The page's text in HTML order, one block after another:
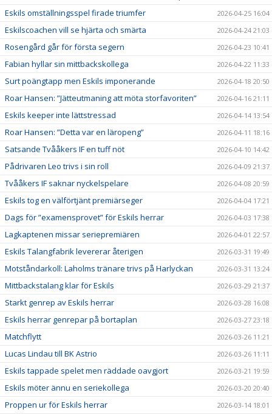
Eskils omställningsspel firade triumfer 2026-04-25 16:04
Eskilscoachen vill se hjärta och smärta 2026-04-24 21:03
Rosengård går för första segern 2026-04-23 10:41
Fabian hyllar sin mittbackskollega 2026-04-22 11:33
Surt poängtapp men Eskils imponerande 2026-04-18 20:50
Roar Hansen: ”Jätteutmaning att möta storfavoriten” 2026-04-16 21:11
Eskils keeper inte lättstressad 2026-04-14 13:54
Roar Hansen: ”Detta var en läropeng” 2026-04-11 18:16
Satsande Tvååkers IF en tuff nöt 2026-04-10 14:42
Pådrivaren Leo trivs i sin roll 2026-04-09 21:37
Tvååkers IF saknar nyckelspelare 2026-04-08 20:59
Eskils tog en välförtjänt premiärseger 2026-04-04 17:21
Dags för ”examensprovet” för Eskils herrar 2026-04-03 17:38
Lagkaptenen missar seriepremiären 2026-04-01 22:57
Eskils Talangfabrik levererar återigen 2026-03-31 19:49
Motståndarkoll: Laholms tränare trivs på Harlyckan 2026-03-31 13:24
Mittbackstalang klar för Eskils 2026-03-29 21:37
Starkt genrep av Eskils herrar 2026-03-28 16:08
Eskils herrar genrepar på bortaplan 2026-03-27 23:18
Matchflytt 2026-03-26 11:21
Lucas Lindau till BK Astrio 2026-03-26 11:11
Eskils tappade spelet men räddade oavgjort 2026-03-21 19:59
Eskils möter ännu en seriekollega 2026-03-20 20:40
Proppen ur för Eskils herrar 2026-03-14 18:01